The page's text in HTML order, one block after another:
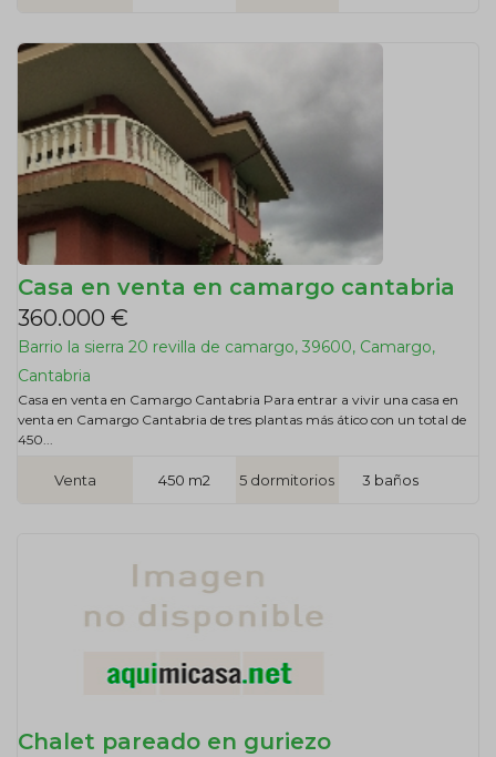
Casa en venta en camargo cantabria
360.000 €
Barrio la sierra 20 revilla de camargo, 39600, Camargo,
Cantabria
Casa en venta en Camargo Cantabria Para entrar a vivir una casa en
venta en Camargo Cantabria de tres plantas más ático con un total de
450...
Venta 450 m2 5 dormitorios 3 baños
Chalet pareado en guriezo